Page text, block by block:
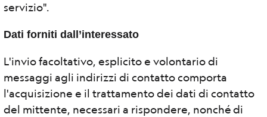
servizio".
Dati forniti dall’interessato
L'invio facoltativo, esplicito e volontario di
messaggi agli indirizzi di contatto comporta
l'acquisizione e il trattamento dei dati di contatto
del mittente, necessari a rispondere, nonché di